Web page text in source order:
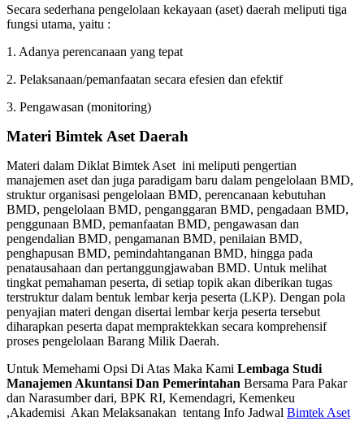
Secara sederhana pengelolaan kekayaan (aset) daerah meliputi tiga
fungsi utama, yaitu :
1. Adanya perencanaan yang tepat
2. Pelaksanaan/pemanfaatan secara efesien dan efektif
3. Pengawasan (monitoring)
Materi Bimtek Aset Daerah
Materi dalam Diklat Bimtek Aset ini meliputi pengertian
manajemen aset dan juga paradigam baru dalam pengelolaan BMD,
struktur organisasi pengelolaan BMD, perencanaan kebutuhan
BMD, pengelolaan BMD, penganggaran BMD, pengadaan BMD,
penggunaan BMD, pemanfaatan BMD, pengawasan dan
pengendalian BMD, pengamanan BMD, penilaian BMD,
penghapusan BMD, pemindahtanganan BMD, hingga pada
penatausahaan dan pertanggungjawaban BMD. Untuk melihat
tingkat pemahaman peserta, di setiap topik akan diberikan tugas
terstruktur dalam bentuk lembar kerja peserta (LKP). Dengan pola
penyajian materi dengan disertai lembar kerja peserta tersebut
diharapkan peserta dapat mempraktekkan secara komprehensif
proses pengelolaan Barang Milik Daerah.
Untuk Memehami Opsi Di Atas Maka Kami Lembaga Studi
Manajemen Akuntansi Dan Pemerintahan Bersama Para Pakar
dan Narasumber dari, BPK RI, Kemendagri, Kemenkeu
,Akademisi Akan Melaksanakan tentang Info Jadwal Bimtek Aset